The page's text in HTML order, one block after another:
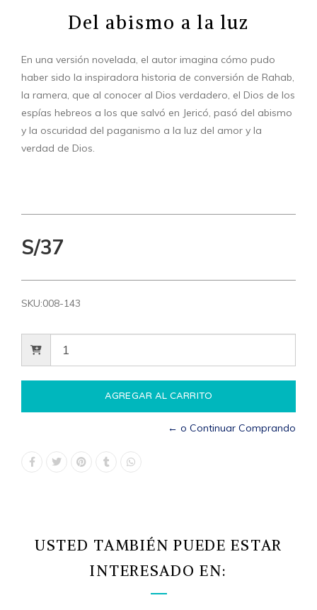
Del abismo a la luz
En una versión novelada, el autor imagina cómo pudo
haber sido la inspiradora historia de conversión de Rahab,
la ramera, que al conocer al Dios verdadero, el Dios de los
espías hebreos a los que salvó en Jericó, pasó del abismo
y la oscuridad del paganismo a la luz del amor y la
verdad de Dios.
S/37
SKU:008-143
← o Continuar Comprando
USTED TAMBIÉN PUEDE ESTAR
INTERESADO EN: